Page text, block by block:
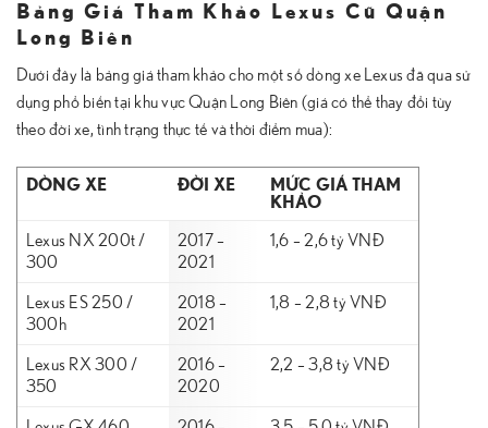
Bảng Giá Tham Khảo Lexus Cũ Quận
Long Biên
Dưới đây là bảng giá tham khảo cho một số dòng xe Lexus đã qua sử
dụng phổ biến tại khu vực Quận Long Biên (giá có thể thay đổi tùy
theo đời xe, tình trạng thực tế và thời điểm mua):
DÒNG XE ĐỜI XE
MỨC GIÁ THAM
KHẢO
Lexus NX 200t /
300
2017 –
2021
1,6 – 2,6 tỷ VNĐ
Lexus ES 250 /
300h
2018 –
2021
1,8 – 2,8 tỷ VNĐ
Lexus RX 300 /
350
2016 –
2020
2,2 – 3,8 tỷ VNĐ